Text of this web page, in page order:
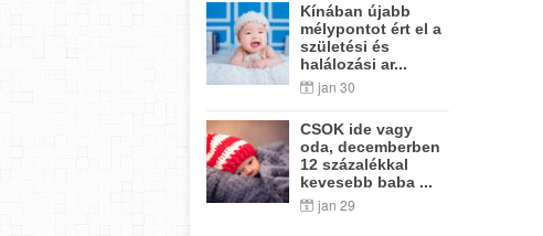
Kínában újabb
mélypontot ért el a
születési és
halálozási ar...
jan 30
CSOK ide vagy
oda, decemberben
12 százalékkal
kevesebb baba ...
jan 29